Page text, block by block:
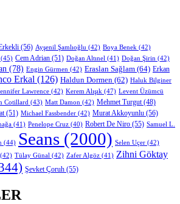
(56) Ayşenil Şamlıoğlu (42) Boya Benek (42)
(45) Cem Adrian (51) Doğan Altınel (41) Doğan Şirin (42)
(78) Engin Gürmen (42) Eraslan Sağlam (64) Erkan
Erkal (126) Haldun Dormen (62) Haluk Bilginer
Lawrence (42) Kerem Alışık (47) Levent Üzümcü
Cotillard (43) Matt Damon (42) Mehmet Turgut (48)
(51) Michael Fassbender (42) Murat Akkoyunlu (56)
(41) Penelope Cruz (40) Robert De Niro (55) Samuel L.
(44) Seans (2000) Selen Uçer (42)
(42) Tülay Günal (42) Zafer Algöz (41) Zihni Göktay
Şevket Çoruh (55)